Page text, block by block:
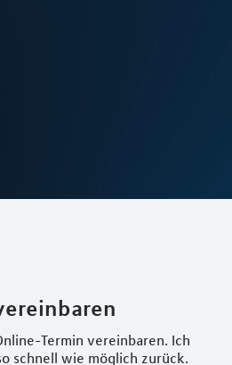
Termin vereinbaren. Ich
schnell wie möglich zurück.